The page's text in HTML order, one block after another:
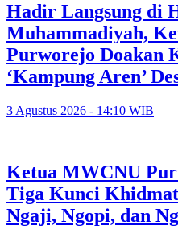
Hadir Langsung di
Muhammadiyah,
Purworejo Doakan
‘Kampung Aren’
3 Agustus 2026 - 14:10 WIB
Ketua MWCNU
Tiga Kunci
Ngaji, Ngopi, dan